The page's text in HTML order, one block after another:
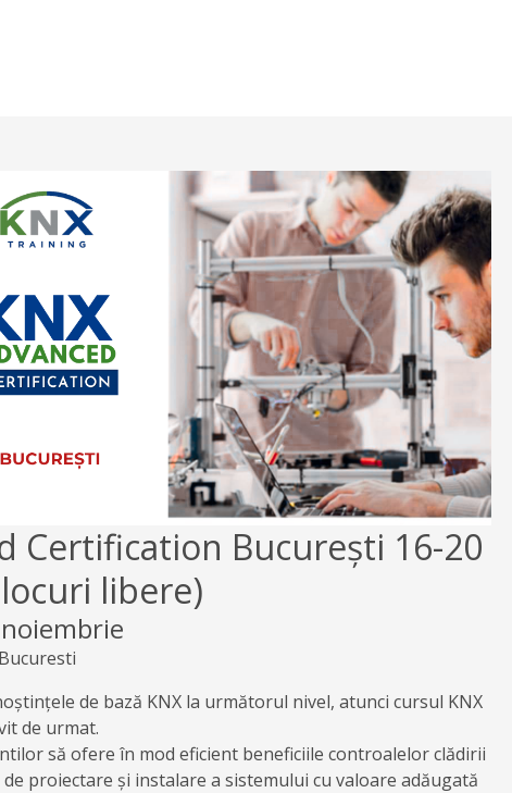
Certification București 16-20
libere)
de bază KNX la următorul nivel, atunci cursul KNX
de urmat.
să ofere în mod eficient beneficiile controalelor clădirii
de proiectare și instalare a sistemului cu valoare adăugată